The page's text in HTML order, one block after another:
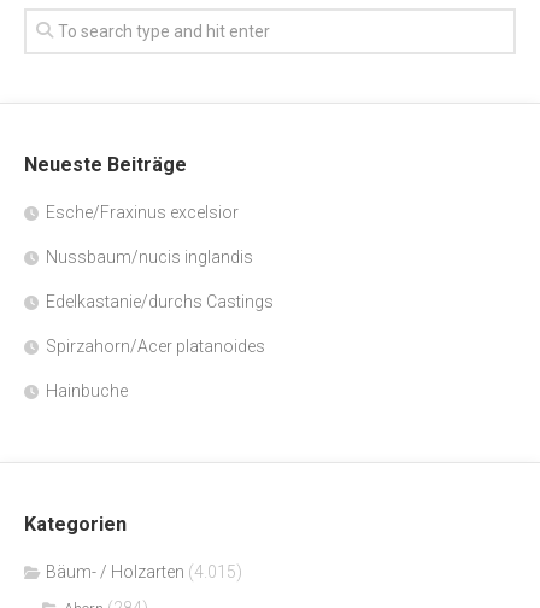
Neueste Beiträge
Esche/Fraxinus excelsior
Nussbaum/nucis inglandis
Edelkastanie/durchs Castings
Spirzahorn/Acer platanoides
Hainbuche
Kategorien
Bäum- / Holzarten (4.015)